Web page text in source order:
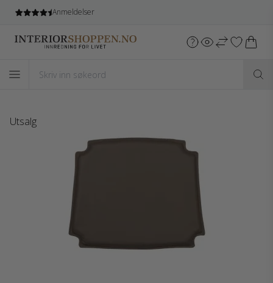
Gratis fraktved kjøb over 5.499 NOK*
Utsalg